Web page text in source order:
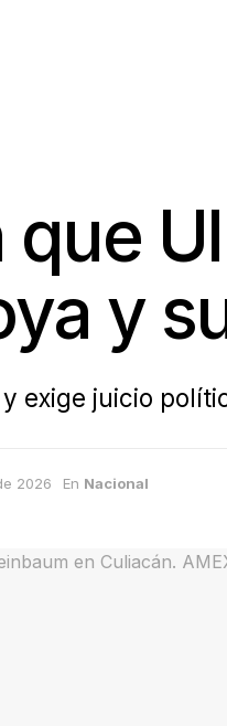
y
exige juicio
2026 En Nacional